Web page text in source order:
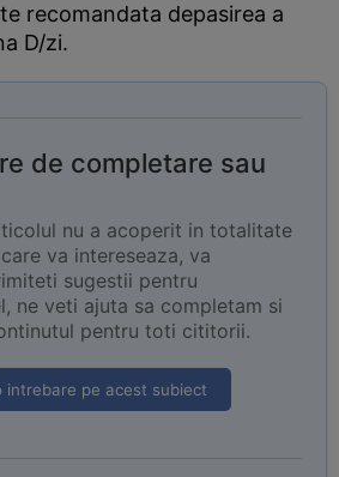
recomandata depasirea a
D/zi.
de completare sau
nu a acoperit in totalitate
va intereseaza, va
sugestii pentru
ne veti ajuta sa completam si
pentru toti cititorii.
intrebare pe acest subiect